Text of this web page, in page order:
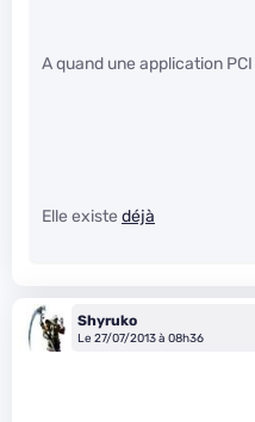
A quand une application PCI
Elle existe déjà
Shyruko
Le 27/07/2013 à 08h36